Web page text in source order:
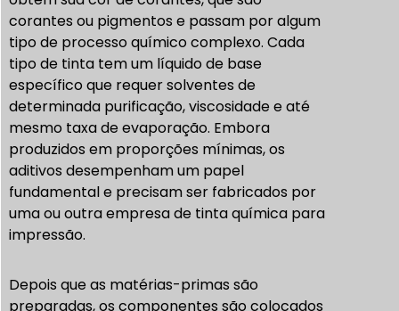
corantes ou pigmentos e passam por algum
tipo de processo químico complexo. Cada
tipo de tinta tem um líquido de base
específico que requer solventes de
determinada purificação, viscosidade e até
mesmo taxa de evaporação. Embora
produzidos em proporções mínimas, os
aditivos desempenham um papel
fundamental e precisam ser fabricados por
uma ou outra empresa de tinta química para
impressão.
Depois que as matérias-primas são
preparadas, os componentes são colocados